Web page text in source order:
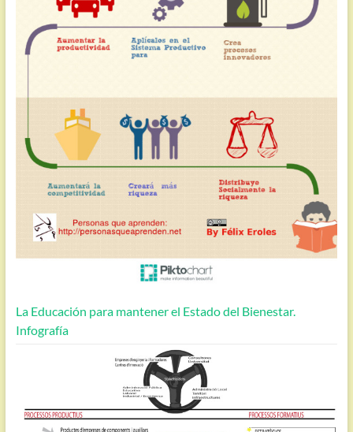
La Educación para mantener el Estado del Bienestar.
Infografía